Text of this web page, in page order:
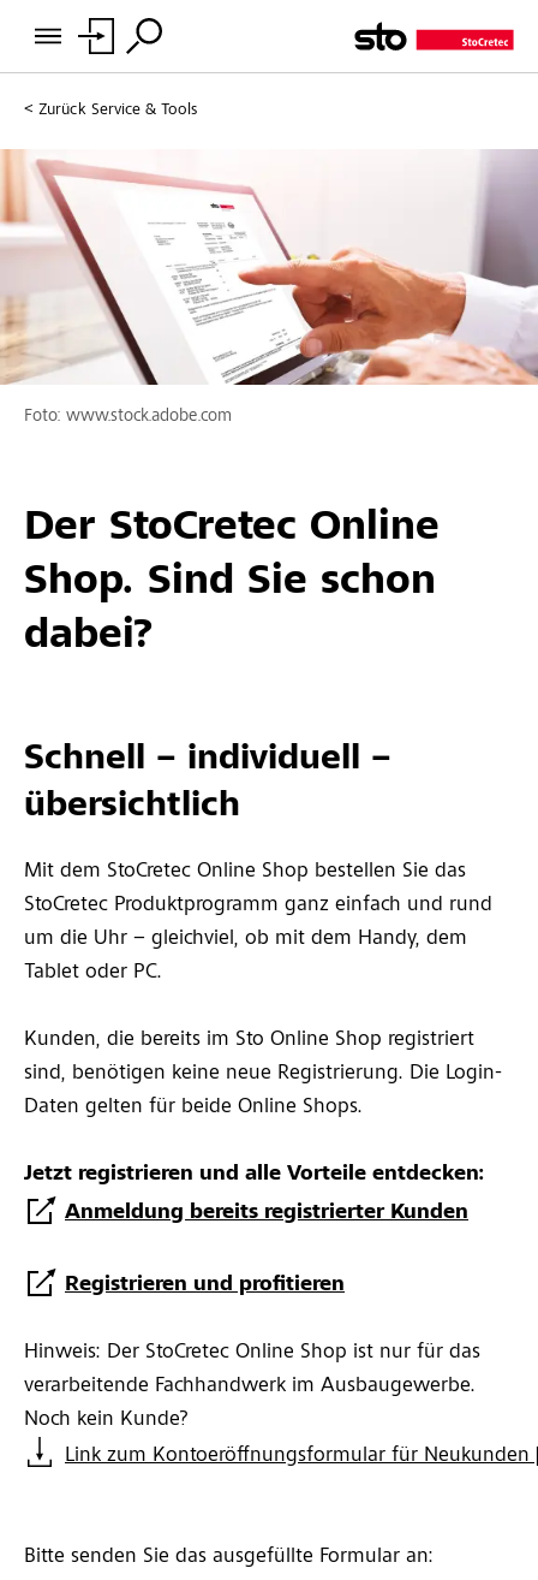
Zurück Service & Tools
Foto: www.stock.adobe.com
Der StoCretec Online
Shop. Sind Sie schon
dabei?
Schnell – individuell –
übersichtlich
Mit dem StoCretec Online Shop bestellen Sie das
StoCretec Produktprogramm ganz einfach und rund
um die Uhr – gleichviel, ob mit dem Handy, dem
Tablet oder PC.
Kunden, die bereits im Sto Online Shop registriert
sind, benötigen keine neue Registrierung. Die Login-
Daten gelten für beide Online Shops.
Jetzt registrieren und alle Vorteile entdecken:
Anmeldung bereits registrierter Kunden
Registrieren und profitieren
Hinweis: Der StoCretec Online Shop ist nur für das
verarbeitende Fachhandwerk im Ausbaugewerbe.
Noch kein Kunde?
Link zum Kontoeröffnungsformular für Neukunden
Bitte senden Sie das ausgefüllte Formular an: